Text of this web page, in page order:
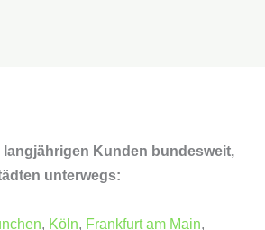
Kunden bundesweit,
unterwegs:
, Köln, Frankfurt am Main,